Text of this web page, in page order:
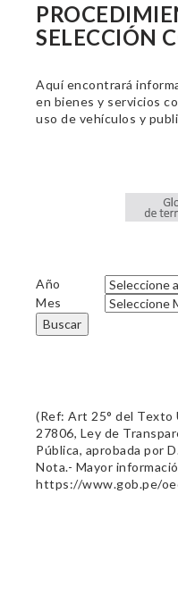
SELECCIÓN
Aquí encontrará
en bienes y servicios
uso de vehículos y
Año
Mes
Buscar
(Ref: Art 25° del Texto
27806, Ley de
Pública, aprobada por
Nota.- Mayor
https://www.gob.pe/